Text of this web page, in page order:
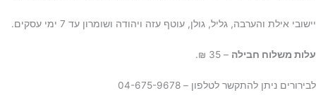
יישובי אילת והערבה, גליל, גולן, עוטף עזה ויהודה ושומרון עד 7 ימי עסקים.
עלות משלוח חבילה – 35 ₪.
לבירורים ניתן להתקשר לטלפון – 04-675-9678